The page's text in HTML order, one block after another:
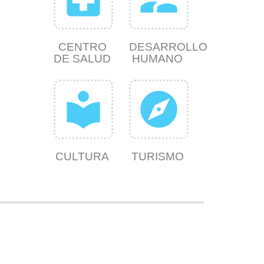
CENTRO
DE SALUD
DESARROLLO
HUMANO
local_library
CULTURA
explore
TURISMO